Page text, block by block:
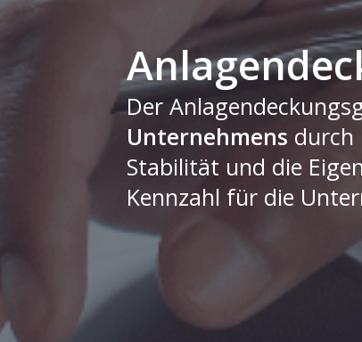
Der
Unternehmens durch
Stabilität und die
Kennzahl für die